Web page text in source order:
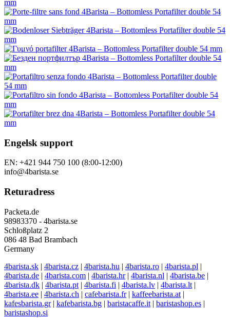
Engelsk support
EN: +421 944 750 100 (8:00-12:00)
info@4barista.se
Returadress
Packeta.de
98983370 - 4barista.se
Schloßplatz 2
086 48 Bad Brambach
Germany
4barista.sk | 4barista.cz | 4barista.hu | 4barista.ro | 4barista.pl |
4barista.de | 4barista.com | 4barista.hr| 4barista.nl | 4barista.be |
4barista.dk | 4barista.pt | 4barista.fi | 4barista.lv | 4barista.lt |
4barista.ee | 4barista.ch | cafebarista.fr| kaffeebarista.at |
kafesbarista.gr| kafebarista.bg | baristacaffe.it | baristashop.es |
baristashop.si